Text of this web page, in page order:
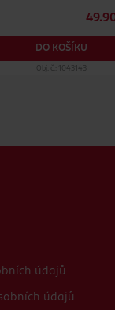
DO KOŠÍKU
Obj. č.: 1043143
údajů
údajů